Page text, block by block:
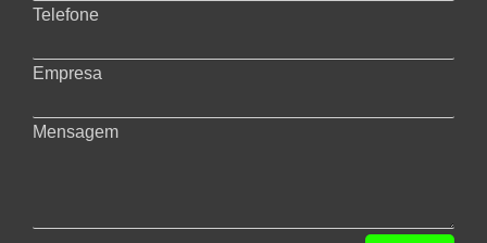
Telefone
Empresa
Mensagem